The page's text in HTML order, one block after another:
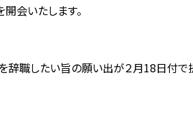
会いたします。
辞職したい旨の願い出が２月18日付